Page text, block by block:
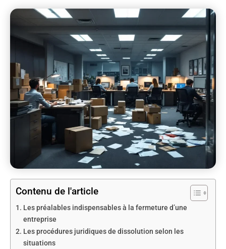
Contenu de l'article
Les préalables indispensables à la fermeture d’une
entreprise
Les procédures juridiques de dissolution selon les
situations